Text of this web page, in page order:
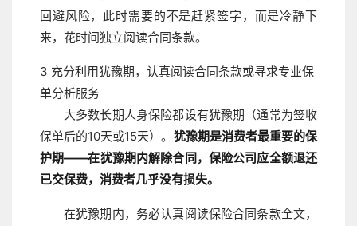
回避风险，此时需要的不是赶紧签字，而是冷静下
来，花时间独立阅读合同条款。
3 充分利用犹豫期，认真阅读合同条款或寻求专业保
单分析服务
大多数长期人身保险都设有犹豫期（通常为签收
保单后的10天或15天）。 犹豫期是消费者最重要的保
护期——在犹豫期内解除合同，保险公司应全额退还
已交保费，消费者几乎没有损失。
在犹豫期内，务必认真阅读保险合同条款全文，